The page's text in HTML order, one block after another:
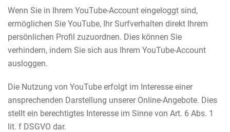
Wenn Sie in Ihrem YouTube-Account eingeloggt sind,
ermöglichen Sie YouTube, Ihr Surfverhalten direkt Ihrem
persönlichen Profil zuzuordnen. Dies können Sie
verhindern, indem Sie sich aus Ihrem YouTube-Account
ausloggen.
Die Nutzung von YouTube erfolgt im Interesse einer
ansprechenden Darstellung unserer Online-Angebote. Dies
stellt ein berechtigtes Interesse im Sinne von Art. 6 Abs. 1
lit. f DSGVO dar.